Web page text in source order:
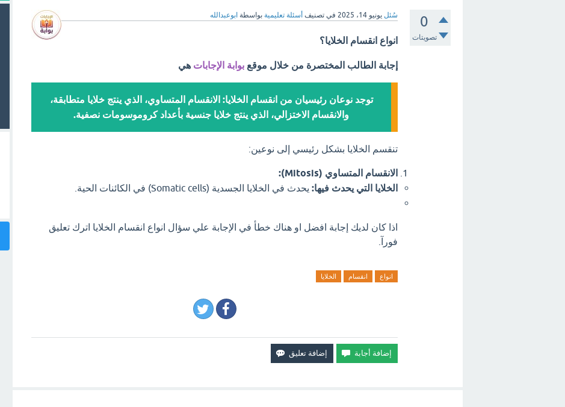
0
تصويتات
سُئل يونيو 14، 2025 في تصنيف أسئلة تعليمية بواسطة ابوعبدالله
انواع انقسام الخلايا؟
إجابة الطالب المختصرة من خلال موقع بوابة الإجابات هي
توجد نوعان رئيسيان من انقسام الخلايا: الانقسام المتساوي، الذي ينتج خلايا متطابقة،
والانقسام الاختزالي، الذي ينتج خلايا جنسية بأعداد كروموسومات نصفية.
تنقسم الخلايا بشكل رئيسي إلى نوعين:
الانقسام المتساوي (Mitosis):
الخلايا التي يحدث فيها: يحدث في الخلايا الجسدية (Somatic cells) في الكائنات الحية.
اذا كان لديك إجابة افضل او هناك خطأ في الإجابة علي سؤال انواع انقسام الخلايا اترك تعليق
فورآ.
انواع انقسام الخلايا